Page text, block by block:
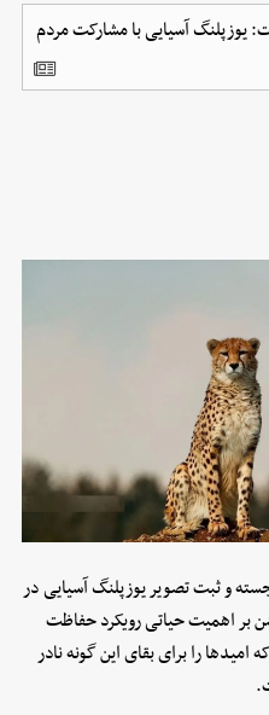
آسیایی با مشارکت مردم
و ثبت تصویر یوزپلنگ آسیایی در
بر اهمیت حیاتی رویکرد حفاظت
را برای بقای این گونه نادر